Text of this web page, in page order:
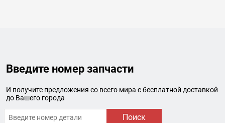
Введите номер запчасти
И получите предложения со всего мира с бесплатной доставкой
до Вашего города
Поиск